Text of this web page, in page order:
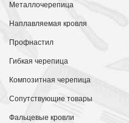
Металлочерепица
Наплавляемая кровля
Профнастил
Гибкая черепица
Композитная черепица
Сопутствующие товары
Фальцевые кровли